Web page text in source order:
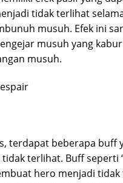
tidak terlihat
musuh. Efek ini
musuh yang
musuh.
terdapat beberapa buff
terlihat. Buff seperti
hero menjadi